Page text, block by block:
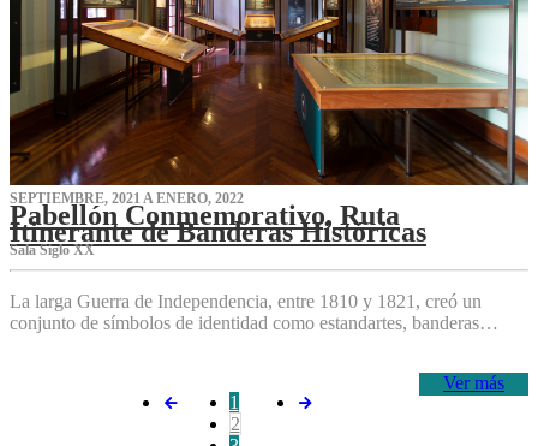
SEPTIEMBRE, 2021 A ENERO, 2022
Pabellón Conmemorativo, Ruta
Itinerante de Banderas Históricas
Sala Siglo XX
La larga Guerra de Independencia, entre 1810 y 1821, creó un
conjunto de símbolos de identidad como estandartes, banderas…
Ver más
1
2